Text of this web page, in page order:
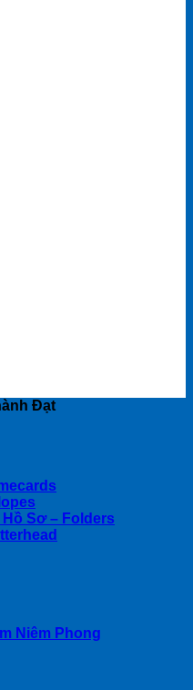
Đạt
Sơ – Folders
Niêm Phong